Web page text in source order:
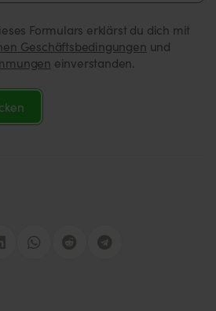
Formulars erklärst du dich mit
Geschäftsbedingungen und
einverstanden.